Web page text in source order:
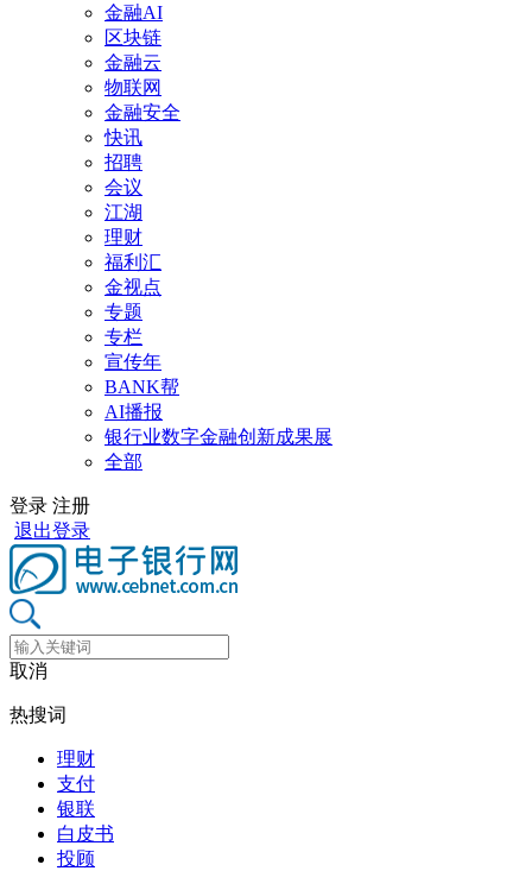
金融AI
区块链
金融云
物联网
金融安全
快讯
招聘
会议
江湖
理财
福利汇
金视点
专题
专栏
宣传年
BANK帮
AI播报
银行业数字金融创新成果展
全部
登录 注册
退出登录
取消
热搜词
理财
支付
银联
白皮书
投顾